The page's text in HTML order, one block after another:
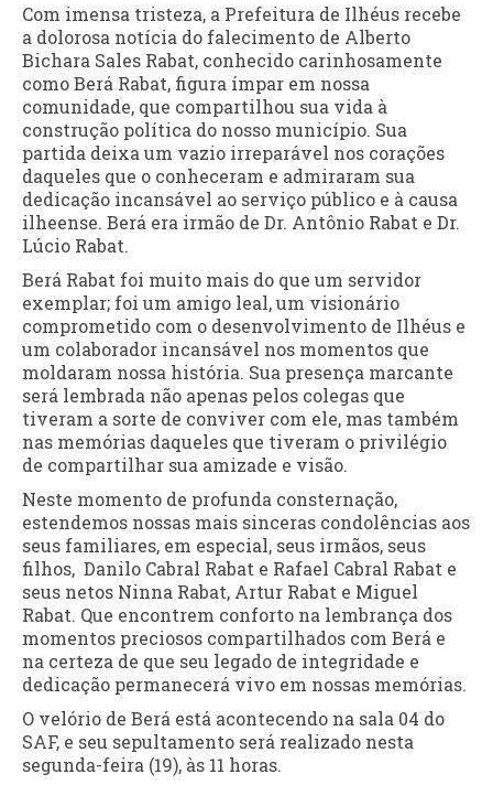
Com imensa tristeza, a Prefeitura de Ilhéus recebe
a dolorosa notícia do falecimento de Alberto
Bichara Sales Rabat, conhecido carinhosamente
como Berá Rabat, figura ímpar em nossa
comunidade, que compartilhou sua vida à
construção política do nosso município. Sua
partida deixa um vazio irreparável nos corações
daqueles que o conheceram e admiraram sua
dedicação incansável ao serviço público e à causa
ilheense. Berá era irmão de Dr. Antônio Rabat e Dr.
Lúcio Rabat.
Berá Rabat foi muito mais do que um servidor
exemplar; foi um amigo leal, um visionário
comprometido com o desenvolvimento de Ilhéus e
um colaborador incansável nos momentos que
moldaram nossa história. Sua presença marcante
será lembrada não apenas pelos colegas que
tiveram a sorte de conviver com ele, mas também
nas memórias daqueles que tiveram o privilégio
de compartilhar sua amizade e visão.
Neste momento de profunda consternação,
estendemos nossas mais sinceras condolências aos
seus familiares, em especial, seus irmãos, seus
filhos, Danilo Cabral Rabat e Rafael Cabral Rabat e
seus netos Ninna Rabat, Artur Rabat e Miguel
Rabat. Que encontrem conforto na lembrança dos
momentos preciosos compartilhados com Berá e
na certeza de que seu legado de integridade e
dedicação permanecerá vivo em nossas memórias.
O velório de Berá está acontecendo na sala 04 do
SAF, e seu sepultamento será realizado nesta
segunda-feira (19), às 11 horas.